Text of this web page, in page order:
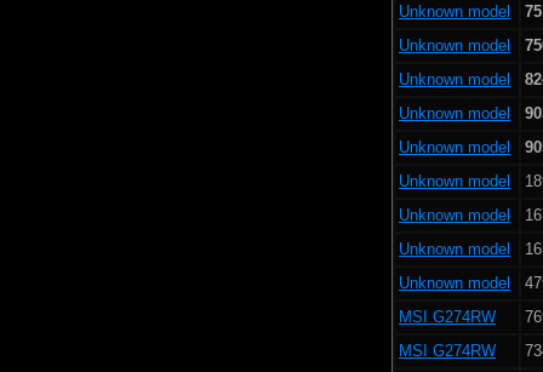
Unknown model
Unknown model
Unknown model
Unknown model
Unknown model
Unknown model
Unknown model
Unknown model
Unknown model
MSI G274RW
MSI G274RW